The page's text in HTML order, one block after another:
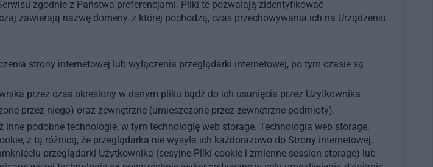
zgodnie z Państwa preferencjami. Pliki te pozwalają zidentyfikować
zawierają nazwę domeny, z której pochodzą, czas przechowywania ich na Urządzeniu
strony internetowej lub wyłączenia przeglądarki internetowej, po tym czasie są
przez czas określony w danym pliku bądź do ich usunięcia przez Użytkownika.
przez niego) oraz zewnętrzne (umieszczone przez zewnętrzne podmioty).
podobne technologie, w tym technologię web storage. Technologia web storage,
z tą różnicą, że przeglądarka nie wysyła ich każdorazowo do Strony internetowej.
przeglądarki Użytkownika (sesyjne Pliki cookie i zmienne session storage) lub